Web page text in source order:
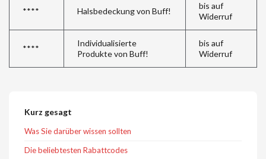
**** Halsbedeckung von Buff!
bis auf
Widerruf
****
Individualisierte
Produkte von Buff!
bis auf
Widerruf
Kurz gesagt
Was Sie darüber wissen sollten
Die beliebtesten Rabattcodes